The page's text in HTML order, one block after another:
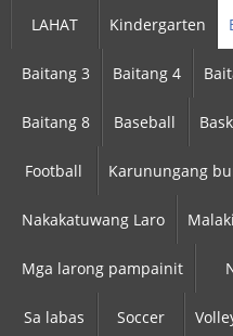
LAHAT Kindergarten
Baitang 3 Baitang 4
Baitang 8 Baseball
Football Karunungang
Nakakatuwang Laro
Mga larong pampainit
Sa labas Soccer